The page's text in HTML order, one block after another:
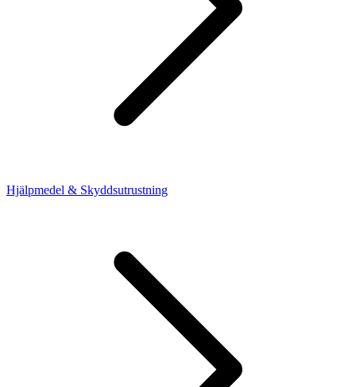
Hjälpmedel & Skyddsutrustning